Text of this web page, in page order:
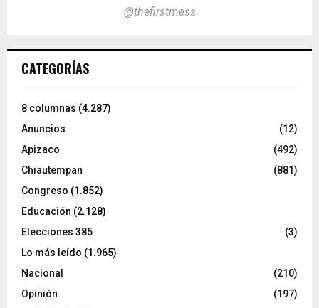
@thefirstmess
CATEGORÍAS
8 columnas (4.287)
Anuncios
(12)
Apizaco
(492)
Chiautempan
(881)
Congreso (1.852)
Educación (2.128)
Elecciones 385
(3)
Lo más leído (1.965)
Nacional
(210)
Opinión
(197)